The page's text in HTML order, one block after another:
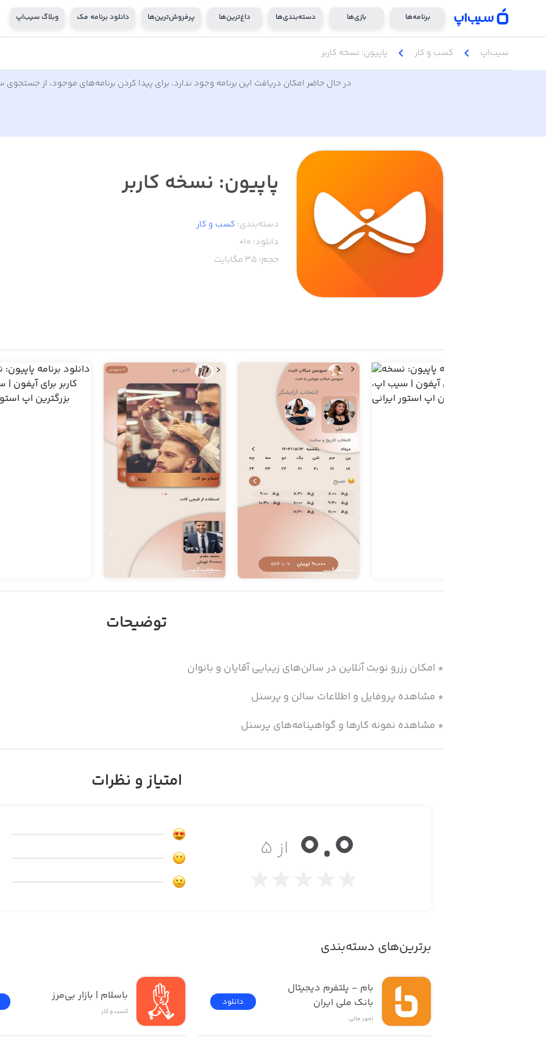
برنامه‌ها بازی‌ها دسته‌بندی‌ها داغ‌ترین‌ها پرفروش‌ترین‌ها دانلود برنامه مک وبلاگ سیب‌اپ
سیب‌اپ chevron_left کسب‌ و ‌کار chevron_left پاپیون: نسخه کاربر
در حال حاضر امکان دریافت این برنامه وجود ندارد. برای پیدا کردن برنامه‌های موجود، از
پاپیون: نسخه کاربر
دسته‌بندی: کسب‌ و ‌کار
دانلود: 10+
حجم: 35 مگابایت
توضیحات
* امکان رزرو نوبت آنلاین در سالن‌های زیبایی آقایان و بانوان
* مشاهده پروفایل و اطلاعات سالن و پرسنل
* مشاهده نمونه کارها و گواهینامه‌های پرسنل
* مشاهده سرویس‌ها، پکیج‌ها و تخفیفات سالن
* امکان ثبت نظر و امتیازدهی به پرسنل و سالن
امتیاز و نظرات
از ۵ 0.0
برترین‌های دسته‌بندی
بانک ملی ایران
امور ‌مالی
دانلود باسلام | بازار بی‌مرز
کسب‌ و ‌کار